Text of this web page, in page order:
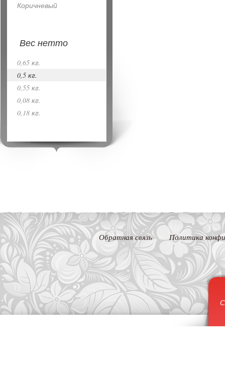
Коричневый
Вес нетто
0,65 кг.
0,5 кг.
0,55 кг.
0,08 кг.
0,18 кг.
Обратная связь Политика